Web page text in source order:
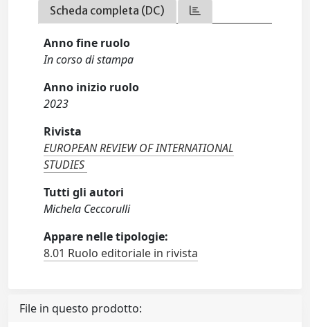
Scheda completa (DC)
Anno fine ruolo
In corso di stampa
Anno inizio ruolo
2023
Rivista
EUROPEAN REVIEW OF INTERNATIONAL
STUDIES
Tutti gli autori
Michela Ceccorulli
Appare nelle tipologie:
8.01 Ruolo editoriale in rivista
File in questo prodotto: